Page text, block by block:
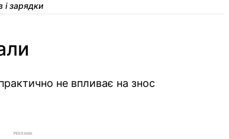
і зарядки
не впливає на знос
РЕКЛАМА